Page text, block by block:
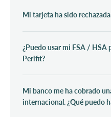
Mi tarjeta ha sido
¿Puedo usar mi FSA / HSA
Perifit?
Mi banco me ha cobrado
internacional. ¿Qué puedo